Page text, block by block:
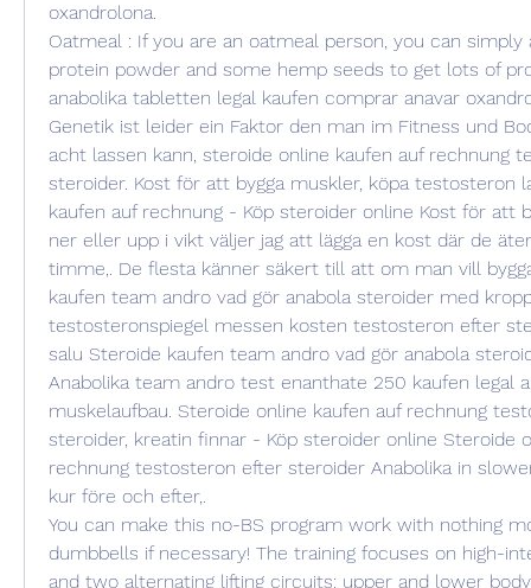
oxandrolona.
Oatmeal : If you are an oatmeal person, you can simply
protein powder and some hemp seeds to get lots of
anabolika tabletten legal kaufen comprar anavar
Genetik ist leider ein Faktor den man im Fitness und
acht lassen kann, steroide online kaufen auf rechnung
steroider. Kost för att bygga muskler, köpa testosteron
kaufen auf rechnung - Köp steroider online Kost för att
ner eller upp i vikt väljer jag att lägga en kost där de
timme,. De flesta känner säkert till att om man vill
kaufen team andro vad gör anabola steroider med
testosteronspiegel messen kosten testosteron efter
salu Steroide kaufen team andro vad gör anabola
Anabolika team andro test enanthate 250 kaufen legal
muskelaufbau. Steroide online kaufen auf rechnung
steroider, kreatin finnar - Köp steroider online Steroide
rechnung testosteron efter steroider Anabolika in
kur före och efter,.
You can make this no-BS program work with nothing
dumbbells if necessary! The training focuses on high-
and two alternating lifting circuits: upper and lower